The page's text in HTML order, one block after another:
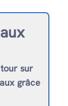
sur
grâce